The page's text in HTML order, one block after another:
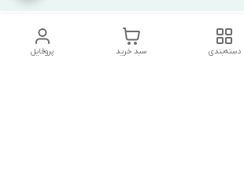
پروفایل سبد خرید دسته‌بندی